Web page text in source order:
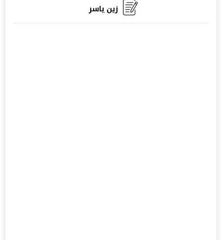
زين ياسر